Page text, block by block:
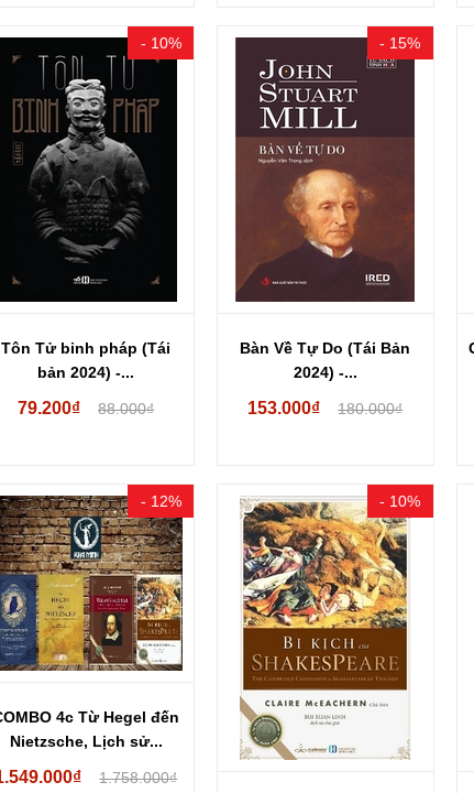
- 10%
Tôn Tử binh pháp (Tái
bản 2024) -...
79.200₫ 88.000₫
- 15%
Bàn Về Tự Do (Tái Bản
2024) -...
153.000₫ 180.000₫
- 12%
4c Từ Hegel đến
Nietzsche, Lịch sử...
1.758.000₫
- 10%